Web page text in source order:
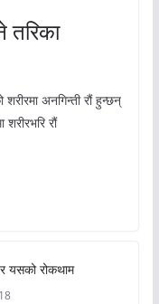
तरिका
अनगिन्ती रौं हुन्छन्
शरीरभरि रौं
यसको रोकथाम